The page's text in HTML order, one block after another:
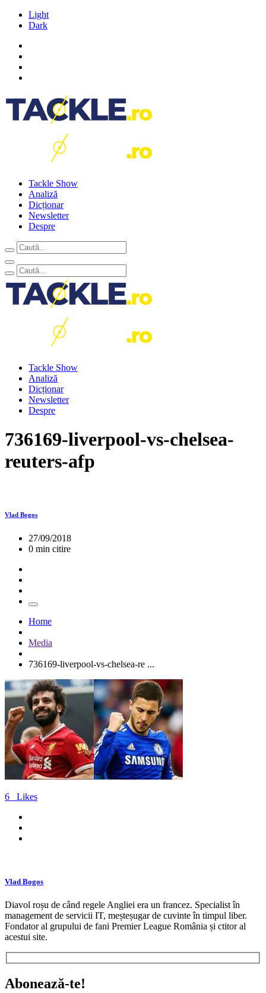
Light
Dark
Tackle Show
Analiză
Dicționar
Newsletter
Despre
Tackle Show
Analiză
Dicționar
Newsletter
Despre
736169-liverpool-vs-chelsea-
reuters-afp
Vlad Bogos
27/09/2018
0 min citire
Home
Media
736169-liverpool-vs-chelsea-re ...
6 Likes
Vlad Bogos
Diavol roșu de când regele Angliei era un francez. Specialist în
management de servicii IT, meșteșugar de cuvinte în timpul liber.
Fondator al grupului de fani Premier League România și ctitor al
acestui site.
Abonează-te!